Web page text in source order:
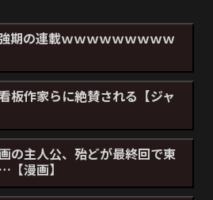
期の連載ｗｗｗｗｗｗｗｗｗ
板作家らに絶賛される【ジャ
の主人公、殆どが最終回で東
漫画】